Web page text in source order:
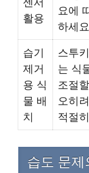
활용
요에
하세
습기
제거
용 식
물 배
치
스투
는 식
조절
오히
적절
습도 문